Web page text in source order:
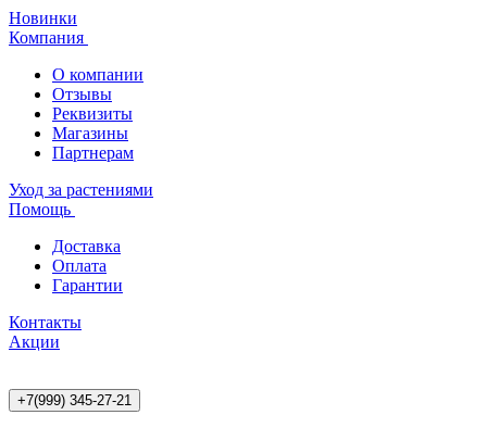
Новинки
Компания
О компании
Отзывы
Реквизиты
Магазины
Партнерам
Уход за растениями
Помощь
Доставка
Оплата
Гарантии
Контакты
Акции
+7(999) 345-27-21